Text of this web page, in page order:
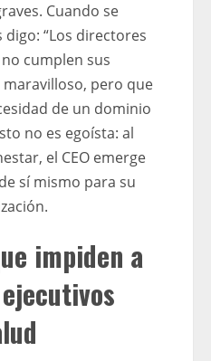
Cuando se
“Los directores
cumplen sus
maravilloso, pero que
de un dominio
no es egoísta: al
el CEO emerge
sí mismo para su
impiden a